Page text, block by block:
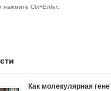
нажмите Ctrl+Enter.
Как молекулярная